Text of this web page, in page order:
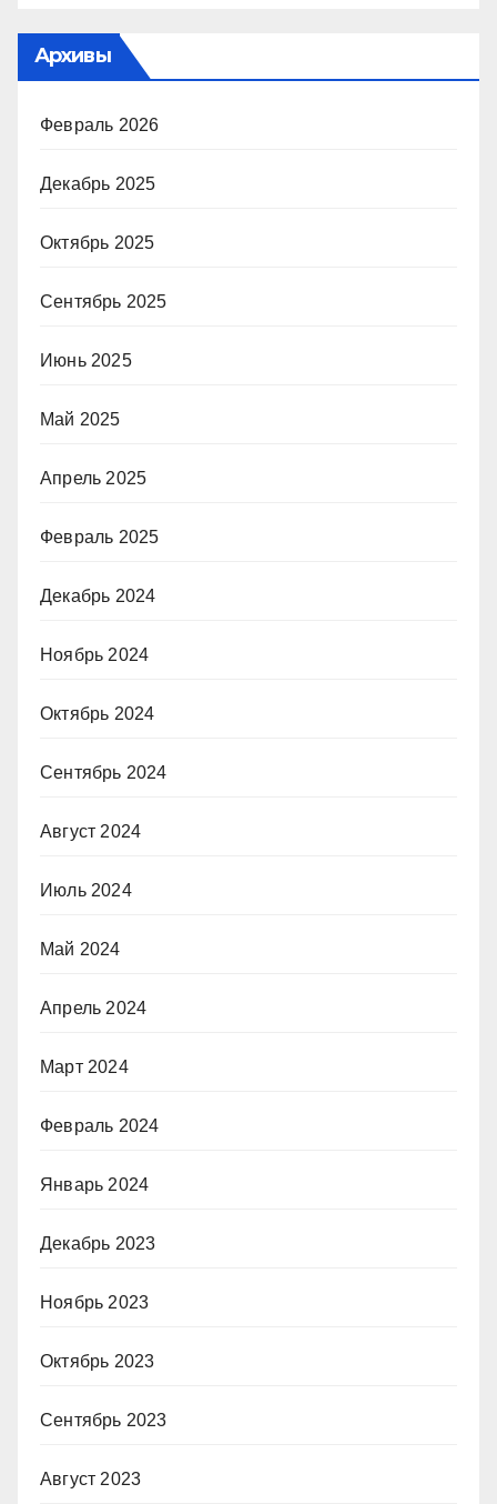
Архивы
Февраль 2026
Декабрь 2025
Октябрь 2025
Сентябрь 2025
Июнь 2025
Май 2025
Апрель 2025
Февраль 2025
Декабрь 2024
Ноябрь 2024
Октябрь 2024
Сентябрь 2024
Август 2024
Июль 2024
Май 2024
Апрель 2024
Март 2024
Февраль 2024
Январь 2024
Декабрь 2023
Ноябрь 2023
Октябрь 2023
Сентябрь 2023
Август 2023